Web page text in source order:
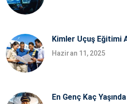
Kimler Uçuş Eğitimi
Haziran 11, 2025
En Genç Kaç